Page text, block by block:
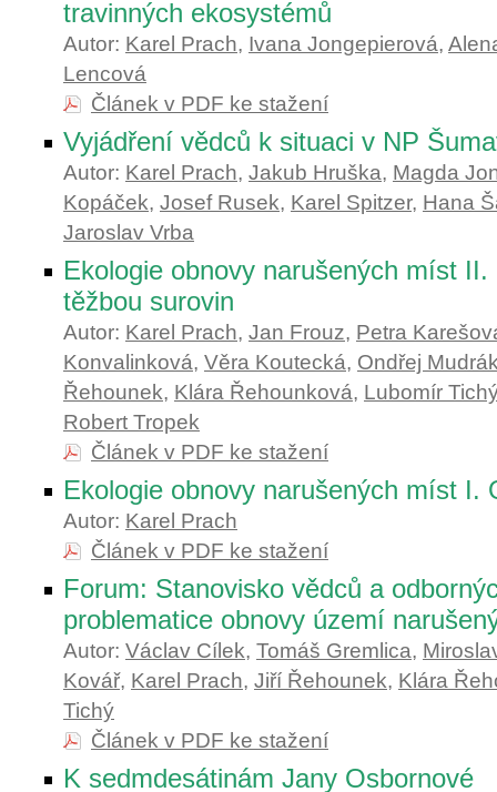
travinných ekosystémů
Autor: Karel Prach, Ivana Jongepierová,
Lencová
Článek v PDF ke stažení
Vyjádření vědců k situaci v NP
Autor: Karel Prach, Jakub Hruška, Magda
Kopáček, Josef Rusek, Karel Spitzer, Hana
Jaroslav Vrba
Ekologie obnovy narušených míst
těžbou surovin
Autor: Karel Prach, Jan Frouz, Petra
Konvalinková, Věra Koutecká, Ondřej
Řehounek, Klára Řehounková, Lubomír
Robert Tropek
Článek v PDF ke stažení
Ekologie obnovy narušených míst I.
Autor: Karel Prach
Článek v PDF ke stažení
Forum: Stanovisko vědců a
problematice obnovy území
Autor: Václav Cílek, Tomáš Gremlica,
Kovář, Karel Prach, Jiří Řehounek, Klára
Tichý
Článek v PDF ke stažení
K sedmdesátinám Jany Osbornové